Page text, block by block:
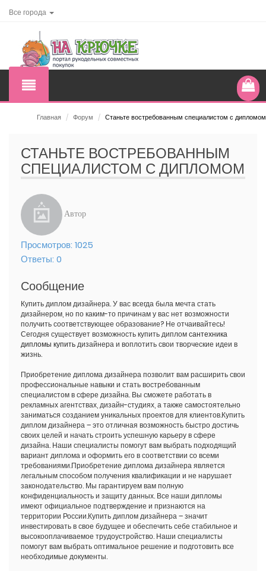
Все города
Главная / Форум / Станьте востребованным специалистом с дипломом
СТАНЬТЕ ВОСТРЕБОВАННЫМ
СПЕЦИАЛИСТОМ С ДИПЛОМОМ
Автор
Просмотров: 1025
Ответы: 0
Сообщение
Купить диплом дизайнера. У вас всегда была мечта стать
дизайнером, но по каким-то причинам у вас нет возможности
получить соответствующее образование? Не отчаивайтесь!
Сегодня существует возможность купить дипломсантехника
дипломы купитьдизайнера и воплотить свои творческие идеи в
жизнь.
Приобретение диплома дизайнера позволит вам расширить свои
профессиональные навыки и стать востребованным
специалистом в сфере дизайна. Вы сможете работать в
рекламных агентствах, дизайн-студиях, а также самостоятельно
заниматься созданием уникальных проектов для клиентов.Купить
диплом дизайнера – это отличная возможность быстро достичь
своих целей и начать строить успешную карьеру в сфере
дизайна. Наши специалисты помогут вам выбрать подходящий
вариант диплома и оформить его в соответствии со всеми
требованиями.Приобретение диплома дизайнера является
легальным способом получения квалификации и не нарушает
законодательство. Мы гарантируем вам полную
конфиденциальность и защиту данных. Все наши дипломы
имеют официальное подтверждение и признаются на
территории России.Купить диплом дизайнера – значит
инвестировать в свое будущее и обеспечить себе стабильное и
высокооплачиваемое трудоустройство. Наши специалисты
помогут вам выбрать оптимальное решение и подготовить все
необходимые документы.